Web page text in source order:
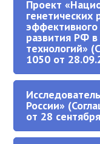
Проект
генетических
эффективного
развития РФ
технологий»
1050 от
России»
от 28